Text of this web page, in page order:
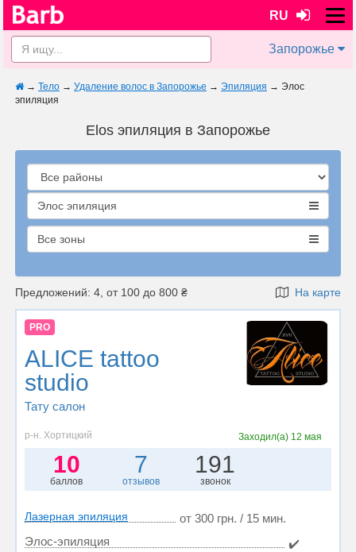
RU
Запорожье
→ Тело → Удаление волос в Запорожье → Эпиляция → Элос
эпиляция
Elos эпиляция в Запорожье
Элос эпиляция
Все зоны
Предложений: 4, от 100 до 800 ₴ На карте
PRO
ALICE tattoo
studio
Тату салон
р-н. Хортицкий Заходил(а) 12 мая
10
баллов
7
отзывов
191
звонок
Лазерная эпиляция
от 300 грн. / 15 мин.
Элос-эпиляция
✔️